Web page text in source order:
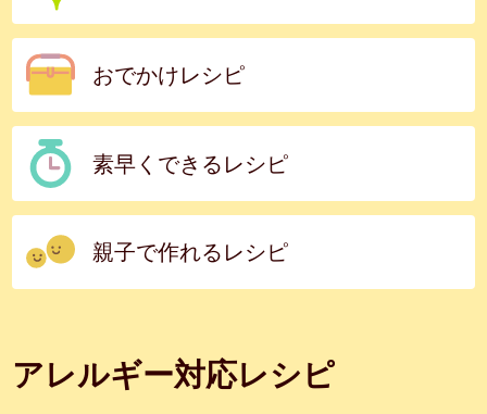
おでかけレシピ
素早くできるレシピ
親子で作れるレシピ
アレルギー対応レシピ